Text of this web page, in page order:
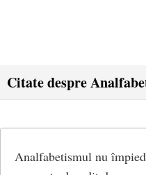
Citate despre
Analfabetismul nu